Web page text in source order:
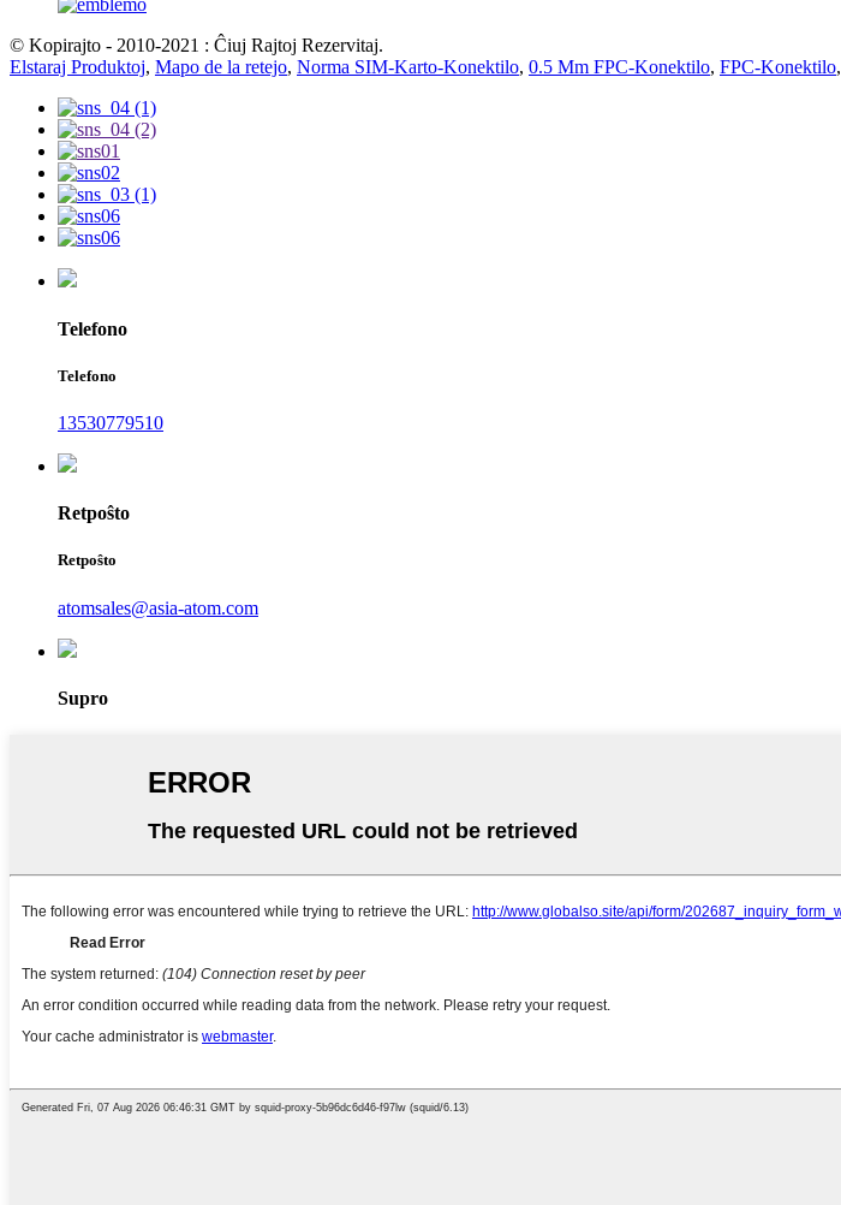
© Kopirajto - 2010-2021 : Ĉiuj Rajtoj Rezervitaj.
Elstaraj Produktoj, Mapo de la retejo, Norma SIM-Karto-Konektilo, 0.5 Mm FPC-Konektilo, FPC-Konektilo,
Telefono
Telefono
13530779510
Retpoŝto
Retpoŝto
atomsales@asia-atom.com
Supro